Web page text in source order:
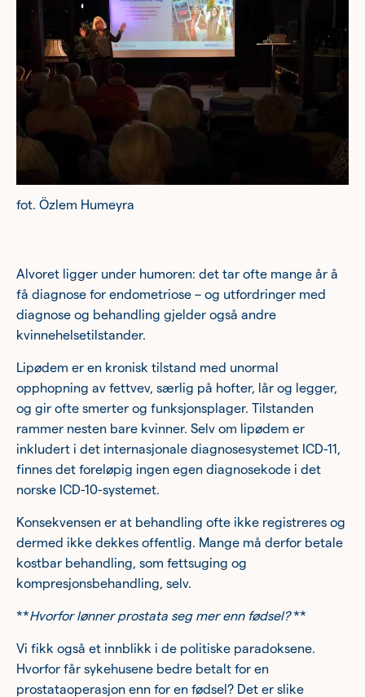
fot. Özlem Humeyra
Alvoret ligger under humoren: det tar ofte mange år å
få diagnose for endometriose – og utfordringer med
diagnose og behandling gjelder også andre
kvinnehelsetilstander.
Lipødem er en kronisk tilstand med unormal
opphopning av fettvev, særlig på hofter, lår og legger,
og gir ofte smerter og funksjonsplager. Tilstanden
rammer nesten bare kvinner. Selv om lipødem er
inkludert i det internasjonale diagnosesystemet ICD-11,
finnes det foreløpig ingen egen diagnosekode i det
norske ICD-10-systemet.
Konsekvensen er at behandling ofte ikke registreres og
dermed ikke dekkes offentlig. Mange må derfor betale
kostbar behandling, som fettsuging og
kompresjonsbehandling, selv.
**Hvorfor lønner prostata seg mer enn fødsel?**
Vi fikk også et innblikk i de politiske paradoksene.
Hvorfor får sykehusene bedre betalt for en
prostataoperasjon enn for en fødsel? Det er slike